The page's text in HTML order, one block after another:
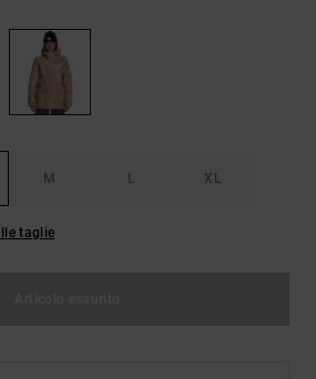
e
al
di
FAQ
M L XL
taglie